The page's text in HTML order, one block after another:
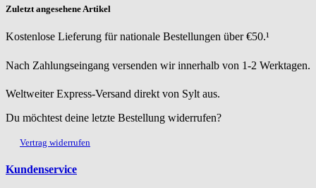
Zuletzt angesehene Artikel
Kostenlose Lieferung für nationale Bestellungen über €50.¹
Nach Zahlungseingang versenden wir innerhalb von 1-2 Werktagen.
Weltweiter Express-Versand direkt von Sylt aus.
Du möchtest deine letzte Bestellung widerrufen?
Vertrag widerrufen
Kundenservice